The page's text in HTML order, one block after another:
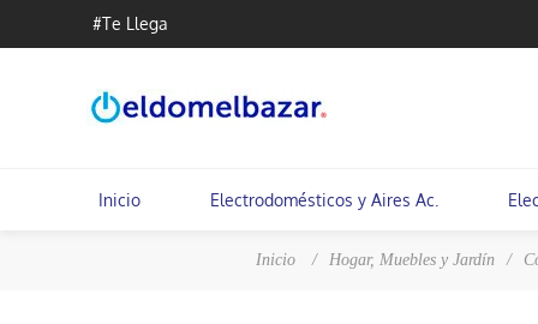
#Te Llega
Inicio Electrodomésticos y Aires Ac.
Inicio / Hogar, Muebles y Jardín /